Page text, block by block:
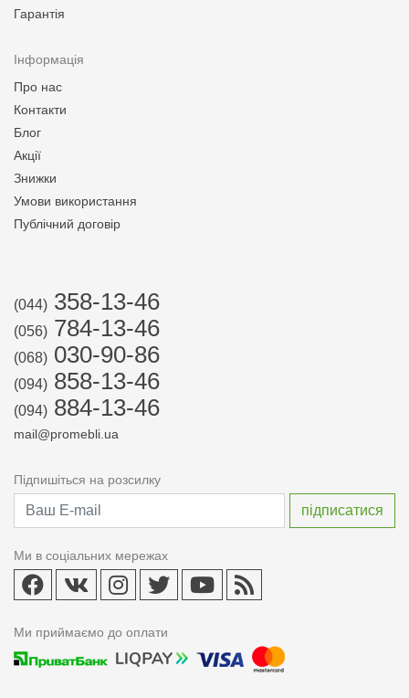
Гарантія
Інформація
Про нас
Контакти
Блог
Акції
Знижки
Умови використання
Публічний договір
(044) 358-13-46
(056) 784-13-46
(068) 030-90-86
(094) 858-13-46
(094) 884-13-46
mail@promebli.ua
Підпишіться на розсилку
Ми в соціальних мережах
Ми приймаємо до оплати